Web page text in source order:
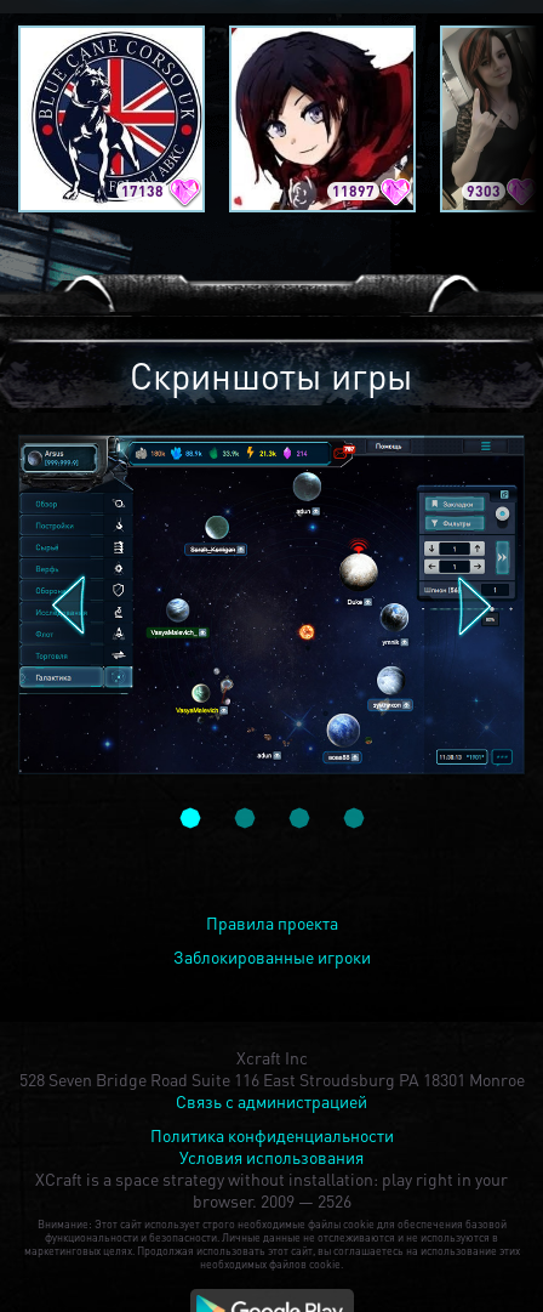
17138 11897 9303
Скриншоты игры
Правила проекта
Заблокированные игроки
Xcraft Inc
528 Seven Bridge Road Suite 116 East Stroudsburg PA 18301 Monroe
Связь с администрацией
Политика конфиденциальности
Условия использования
XCraft is a space strategy without installation: play right in your
browser. 2009 — 2526
Внимание: Этот сайт использует строго необходимые файлы cookie для обеспечения базовой
функциональности и безопасности. Личные данные не отслеживаются и не используются в
маркетинговых целях. Продолжая использовать этот сайт, вы соглашаетесь на использование этих
необходимых файлов cookie.